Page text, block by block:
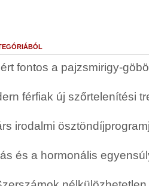
fontos a pajzsmirigy-
férfiak új szőrtelenítési
irodalmi
és a hormonális